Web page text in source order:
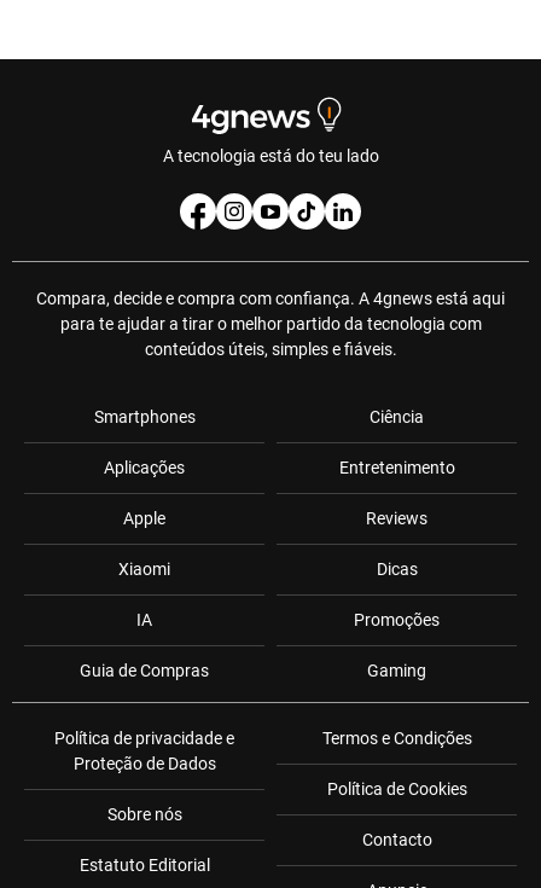
A tecnologia está do teu lado
Compara, decide e compra com confiança. A 4gnews está aqui
para te ajudar a tirar o melhor partido da tecnologia com
conteúdos úteis, simples e fiáveis.
Smartphones
Aplicações
Apple
Xiaomi
IA
Guia de Compras
Ciência
Entretenimento
Reviews
Dicas
Promoções
Gaming
Política de privacidade e
Proteção de Dados
Sobre nós
Estatuto Editorial
Termos e Condições
Política de Cookies
Contacto